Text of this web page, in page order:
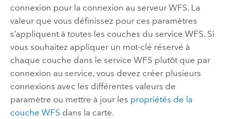
connexion pour la connexion au serveur WFS. La
valeur que vous définissez pour ces paramètres
s’appliquent à toutes les couches du service WFS. Si
vous souhaitez appliquer un mot-clé réservé à
chaque couche dans le service WFS plutôt que par
connexion au service, vous devez créer plusieurs
connexions avec les différentes valeurs de
paramètre ou mettre à jour les propriétés de la
couche WFS dans la carte.